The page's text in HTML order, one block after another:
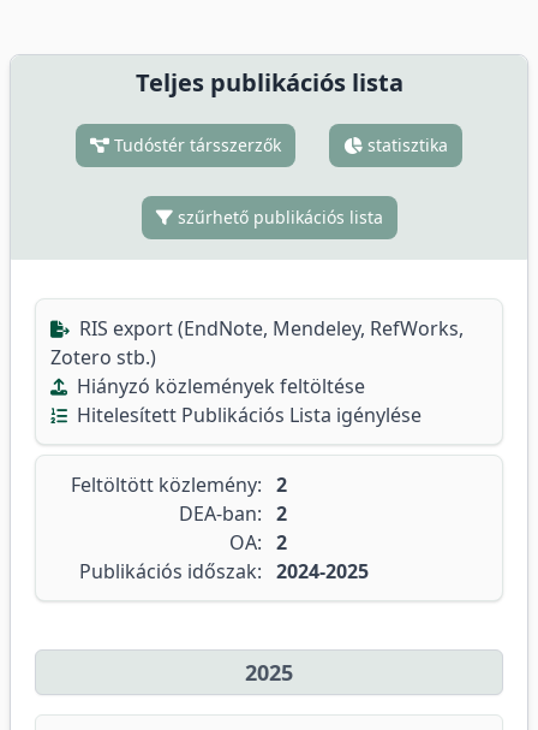
Teljes publikációs lista
Tudóstér társszerzők statisztika
szűrhető publikációs lista
RIS export (EndNote, Mendeley, RefWorks,
Zotero stb.)
Hiányzó közlemények feltöltése
Hitelesített Publikációs Lista igénylése
Feltöltött közlemény: 2
DEA-ban: 2
OA: 2
Publikációs időszak: 2024-2025
2025